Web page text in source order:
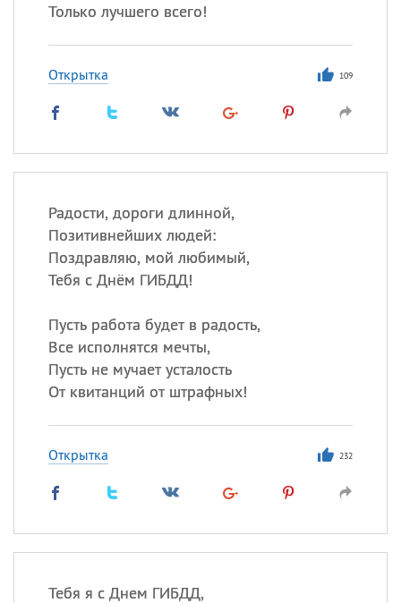
Только лучшего всего!
Открытка 109
Радости, дороги длинной,
Позитивнейших людей:
Поздравляю, мой любимый,
Тебя с Днём ГИБДД!
Пусть работа будет в радость,
Все исполнятся мечты,
Пусть не мучает усталость
От квитанций от штрафных!
Открытка 232
Тебя я с Днем ГИБДД,